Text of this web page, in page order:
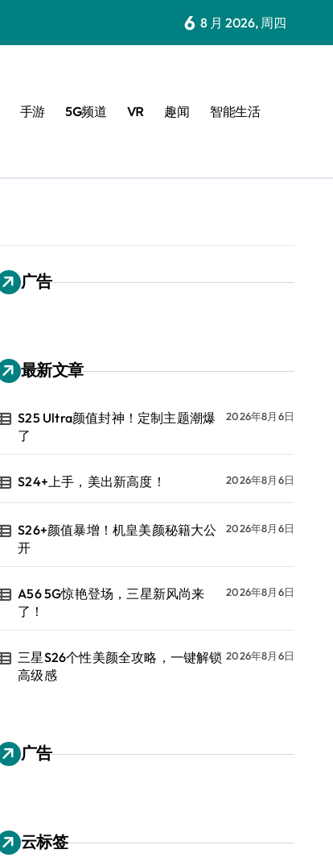
6 8 月 2026, 周四
手游 5G频道 VR 趣闻 智能生活
广告
最新文章
S25 Ultra颜值封神！定制主题潮爆
了
2026年8月6日
S24+上手，美出新高度！ 2026年8月6日
S26+颜值暴增！机皇美颜秘籍大公
开
2026年8月6日
A56 5G惊艳登场，三星新风尚来
了！
2026年8月6日
三星S26个性美颜全攻略，一键解锁
高级感
2026年8月6日
广告
云标签